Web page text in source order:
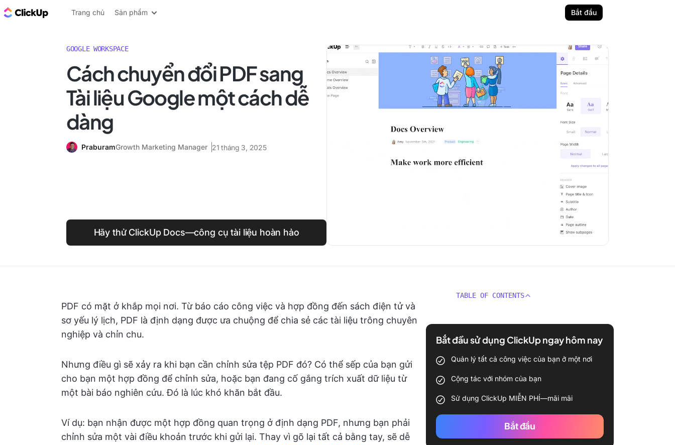
ClickUp Blog
Trang chủ Sản phẩm Bắt đầu
GOOGLE WORKSPACE
Cách chuyển đổi PDF sang
Tài liệu Google một cách dễ
dàng
PraburamGrowth Marketing Manager 21 tháng 3, 2025
Hãy thử ClickUp Docs—công cụ tài liệu hoàn hảo
PDF có mặt ở khắp mọi nơi. Từ báo cáo công việc và hợp đồng đến sách điện tử và
sơ yếu lý lịch, PDF là định dạng được ưa chuộng để chia sẻ các tài liệu trông chuyên
nghiệp và chỉn chu.
Nhưng điều gì sẽ xảy ra khi bạn cần chỉnh sửa tệp PDF đó? Có thể sếp của bạn gửi
cho bạn một hợp đồng để chỉnh sửa, hoặc bạn đang cố gắng trích xuất dữ liệu từ
một bài báo nghiên cứu. Đó là lúc khó khăn bắt đầu.
Ví dụ: bạn nhận được một hợp đồng quan trọng ở định dạng PDF, nhưng bạn phải
chỉnh sửa một vài điều khoản trước khi gửi lại. Thay vì gõ lại tất cả bằng tay, sẽ dễ
TABLE OF CONTENTS
Bắt đầu sử dụng ClickUp ngay hôm nay
Quản lý tất cả công việc của bạn ở một nơi
Cộng tác với nhóm của bạn
Sử dụng ClickUp MIỄN PHÍ—mãi mãi
Bắt đầu